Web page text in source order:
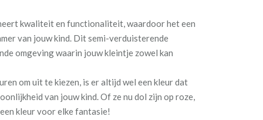
kwaliteit en functionaliteit, waardoor het een
van jouw kind. Dit semi-verduisterende
omgeving waarin jouw kleintje zowel kan
om uit te kiezen, is er altijd wel een kleur dat
van jouw kind. Of ze nu dol zijn op roze,
kleur voor elke fantasie!